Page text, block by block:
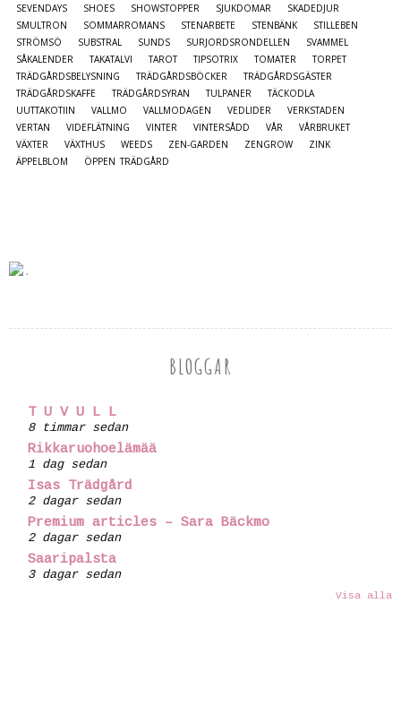
SEVENDAYS
SHOES SHOWSTOPPER SJUKDOMAR
SKADEDJUR
SMULTRON
SOMMARROMANS STENARBETE STENBÄNK
STILLEBEN
STRÖMSÖ
SUBSTRAL SUNDS SURJORDSRONDELLEN
SVAMMEL
SÅKALENDER
TAKATALVI TAROT TIPSOTRIX TOMATER
TORPET
TRÄDGÅRDSBELYSNING
TRÄDGÅRDSBÖCKER
TRÄDGÅRDSGÄSTER
TRÄDGÅRDSKAFFE
TRÄDGÅRDSYRAN TULPANER
TÄCKODLA
UUTTAKOTIIN
VALLMO VALLMODAGEN VEDLIDER
VERKSTADEN
VERTAN
VIDEFLÄTNING VINTER VINTERSÅDD VÅR
VÅRBRUKET
VÄXTER
VÄXTHUS WEEDS ZEN-GARDEN ZENGROW
ZINK
ÄPPELBLOM
ÖPPEN TRÄDGÅRD
BLOGGAR
T U V U L L
8 timmar sedan
Rikkaruohoelämää
1 dag sedan
Isas Trädgård
2 dagar sedan
Premium articles – Sara Bäckmo
2 dagar sedan
Saaripalsta
3 dagar sedan
Visa alla